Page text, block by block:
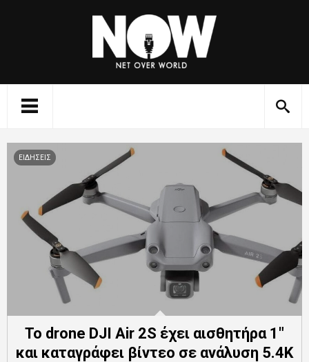
ΕΙΔΗΣΕΙΣ
Το drone DJI Air 2S έχει αισθητήρα 1″
και καταγράφει βίντεο σε ανάλυση 5.4K